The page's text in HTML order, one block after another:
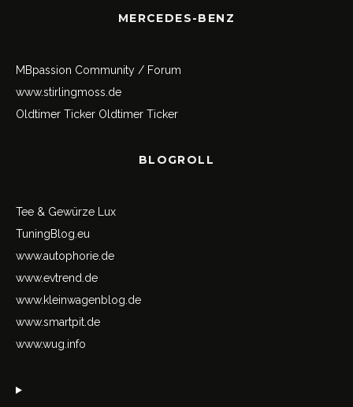
MERCEDES-BENZ
MBpassion Community / Forum
www.stirlingmoss.de
Oldtimer Ticker Oldtimer Ticker
BLOGROLL
Tee & Gewürze Lux
TuningBlog.eu
www.autophorie.de
www.evtrend.de
www.kleinwagenblog.de
www.smartpit.de
www.wug.info